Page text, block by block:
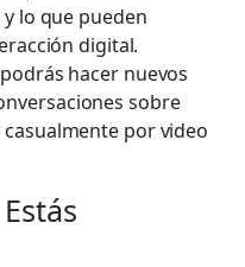
lo que pueden
digital.
hacer nuevos
sobre
por video